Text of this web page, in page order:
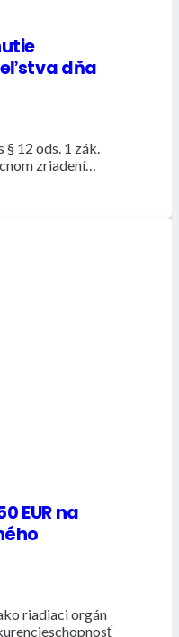
dňa
12 ods. 1 zák.
zriadení…
EUR na
riadiaci orgán